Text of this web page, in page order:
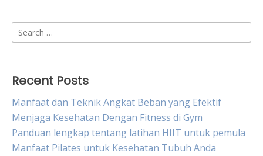
Search
for:
Recent Posts
Manfaat dan Teknik Angkat Beban yang Efektif
Menjaga Kesehatan Dengan Fitness di Gym
Panduan lengkap tentang latihan HIIT untuk pemula
Manfaat Pilates untuk Kesehatan Tubuh Anda